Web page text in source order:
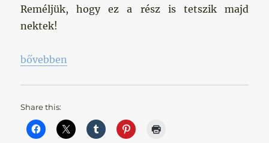
Reméljük, hogy ez a rész is tetszik majd
nektek!
„Hazai kupadöntők – II. rész „
bővebben
Share this: